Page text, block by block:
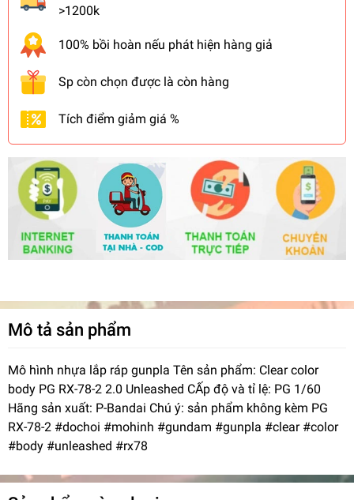
>1200k
100% bồi hoàn nếu phát hiện hàng giả
Sp còn chọn được là còn hàng
Tích điểm giảm giá %
Mô tả sản phẩm
Mô hình nhựa lắp ráp gunpla Tên sản phẩm: Clear color
body PG RX-78-2 2.0 Unleashed CẤp độ và tỉ lệ: PG 1/60
Hãng sản xuất: P-Bandai Chú ý: sản phẩm không kèm PG
RX-78-2 #dochoi #mohinh #gundam #gunpla #clear #color
#body #unleashed #rx78